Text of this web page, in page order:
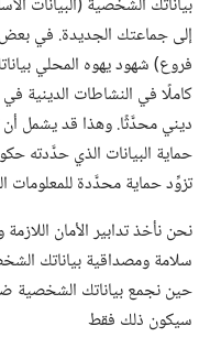
إلى جماعتك الجديدة.‏ في
فروع)‏ شهود يهوه المحلي
كاملًا في النشاطات الدينية
ديني محدَّثًا.‏ وهذا قد يشمل أن
حماية البيانات الذي حدَّدته
تزوِّد حماية محدَّدة للمعلومات
نحن نأخذ تدابير الأمان
سلامة ومصداقية بياناتك
حين نجمع بياناتك الشخصية
سيكون ذلك فقط